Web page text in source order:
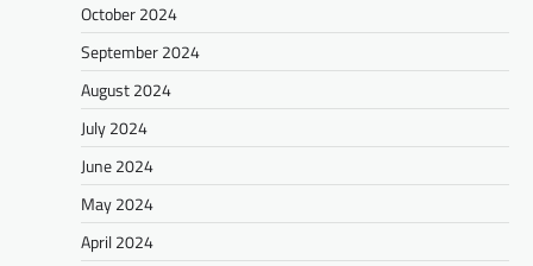
October 2024
September 2024
August 2024
July 2024
June 2024
May 2024
April 2024